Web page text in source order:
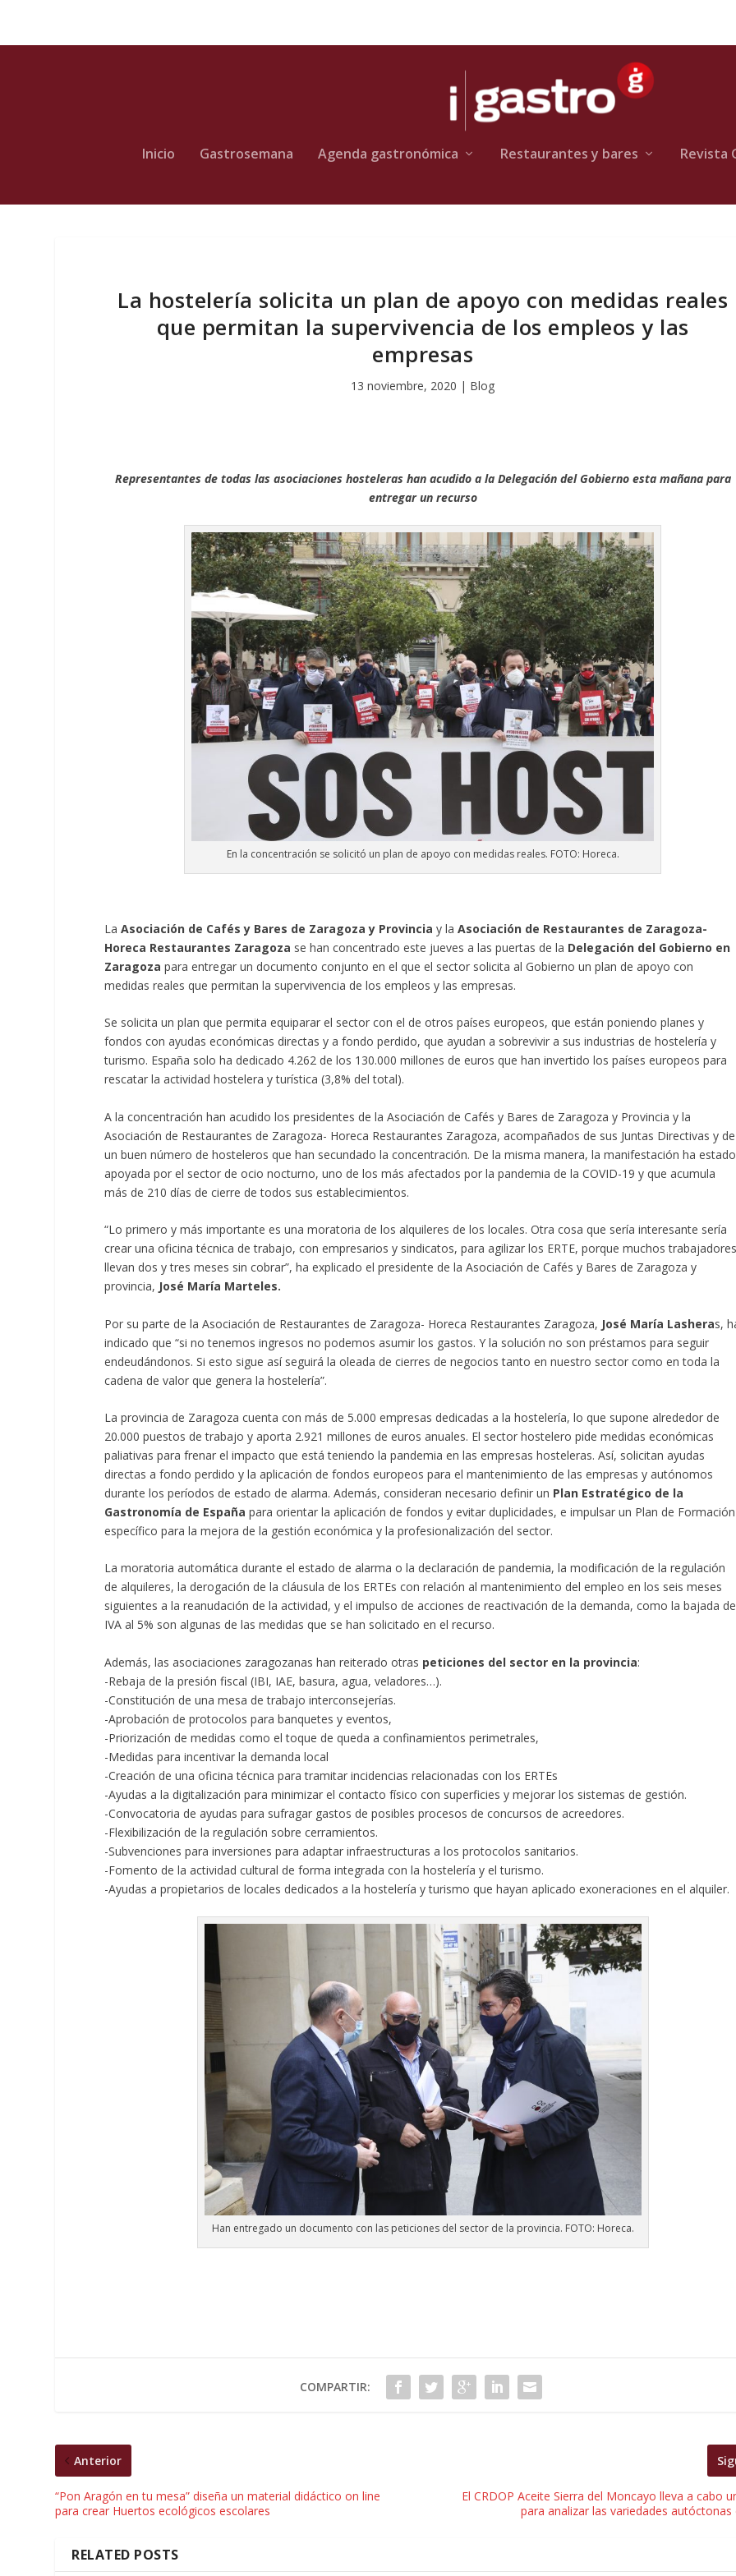
Inicio Gastrosemana Agenda gastronómica Restaurantes y bares Revista
La hostelería solicita un plan de apoyo con medidas reales
que permitan la supervivencia de los empleos y las
empresas
13 noviembre, 2020 | Blog
Representantes de todas las asociaciones hosteleras han acudido a la Delegación del Gobierno esta mañana para
entregar un recurso
En la concentración se solicitó un plan de apoyo con medidas reales. FOTO: Horeca.
LaAsociación de Cafés y Bares de Zaragoza y Provincia y laAsociación de Restaurantes de Zaragoza-
Horeca Restaurantes Zaragoza se han concentrado este jueves a las puertas de la Delegación del Gobierno en
Zaragoza para entregar un documento conjunto en el que el sector solicita al Gobierno un plan de apoyo con
medidas reales que permitan la supervivencia de los empleos y las empresas.
Se solicita un plan que permita equiparar el sector con el de otros países europeos, que están poniendo planes y
fondos con ayudas económicas directas y a fondo perdido, que ayudan a sobrevivir a sus industrias de hostelería y
turismo. España solo ha dedicado 4.262 de los 130.000 millones de euros que han invertido los países europeos para
rescatar la actividad hostelera y turística (3,8% del total).
A la concentración han acudido los presidentes de la Asociación de Cafés y Bares de Zaragoza y Provincia y la
Asociación de Restaurantes de Zaragoza- Horeca Restaurantes Zaragoza, acompañados de sus Juntas Directivas y de
un buen número de hosteleros que han secundado la concentración. De la misma manera, la manifestación ha estado
apoyada por el sector de ocio nocturno, uno de los más afectados por la pandemia de la COVID-19 y que acumula
más de 210 días de cierre de todos sus establecimientos.
“Lo primero y más importante es una moratoria de los alquileres de los locales. Otra cosa que sería interesante sería
crear una oficina técnica de trabajo, con empresarios y sindicatos, para agilizar los ERTE, porque muchos
llevan dos y tres meses sin cobrar”, ha explicado el presidente de la Asociación de Cafés y Bares de Zaragoza y
provincia, José María Marteles.
Por su parte de la Asociación de Restaurantes de Zaragoza- Horeca Restaurantes Zaragoza, José María Lasheras,
indicado que “si no tenemos ingresos no podemos asumir los gastos. Y la solución no son préstamos para seguir
endeudándonos. Si esto sigue así seguirá la oleada de cierres de negocios tanto en nuestro sector como en toda la
cadena de valor que genera la hostelería”.
La provincia de Zaragoza cuenta con más de 5.000 empresas dedicadas a la hostelería, lo que supone alrededor de
20.000 puestos de trabajo y aporta 2.921 millones de euros anuales. El sector hostelero pide medidas económicas
paliativas para frenar el impacto que está teniendo la pandemia en las empresas hosteleras. Así, solicitan ayudas
directas a fondo perdido y la aplicación de fondos europeos para el mantenimiento de las empresas y autónomos
durante los períodos de estado de alarma. Además, consideran necesario definir un Plan Estratégico de la
Gastronomía de España para orientar la aplicación de fondos y evitar duplicidades, e impulsar un Plan de Formación
específico para la mejora de la gestión económica y la profesionalización del sector.
La moratoria automática durante el estado de alarma o la declaración de pandemia, la modificación de la regulación
de alquileres, la derogación de la cláusula de los ERTEs con relación al mantenimiento del empleo en los seis meses
siguientes a la reanudación de la actividad, y el impulso de acciones de reactivación de la demanda, como la bajada
IVA al 5% son algunas de las medidas que se han solicitado en el recurso.
Además, las asociaciones zaragozanas han reiterado otras peticiones del sector en la provincia:
-Rebaja de la presión fiscal (IBI, IAE, basura, agua, veladores…).
-Constitución de una mesa de trabajo interconsejerías.
-Aprobación de protocolos para banquetes y eventos,
-Priorización de medidas como el toque de queda a confinamientos perimetrales,
-Medidas para incentivar la demanda local
-Creación de una oficina técnica para tramitar incidencias relacionadas con los ERTEs
-Ayudas a la digitalización para minimizar el contacto físico con superficies y mejorar los sistemas de gestión.
-Convocatoria de ayudas para sufragar gastos de posibles procesos de concursos de acreedores.
-Flexibilización de la regulación sobre cerramientos.
-Subvenciones para inversiones para adaptar infraestructuras a los protocolos sanitarios.
-Fomento de la actividad cultural de forma integrada con la hostelería y el turismo.
-Ayudas a propietarios de locales dedicados a la hostelería y turismo que hayan aplicado exoneraciones en el alquiler.
Han entregado un documento con las peticiones del sector de la provincia. FOTO: Horeca.
COMPARTIR:
Anterior
“Pon Aragón en tu mesa” diseña un material didáctico on line
para crear Huertos ecológicos escolares
El CRDOP Aceite Sierra del Moncayo lleva a cabo
para analizar las variedades autóctonas
RELATED POSTS